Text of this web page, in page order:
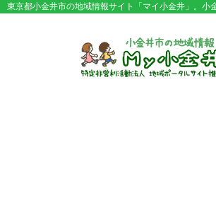
東京都小金井市の地域情報サイト「マイ小金井」。小